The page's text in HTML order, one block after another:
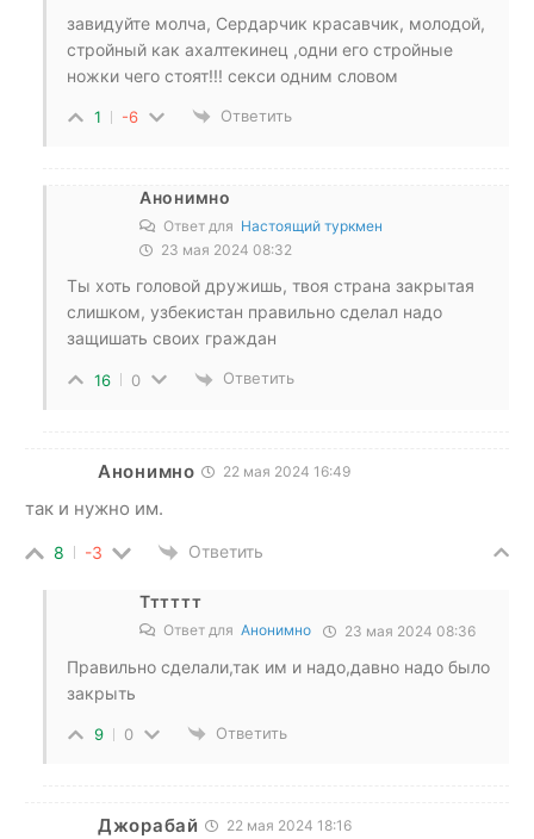
завидуйте молча, Сердарчик красавчик, молодой,
стройный как ахалтекинец ,одни его стройные
ножки чего стоят!!! секси одним словом
1 -6 Ответить
Анонимно
Ответ для Настоящий туркмен
23 мая 2024 08:32
Ты хоть головой дружишь, твоя страна закрытая
слишком, узбекистан правильно сделал надо
защишать своих граждан
16 0 Ответить
Анонимно 22 мая 2024 16:49
так и нужно им.
8 -3 Ответить
Тттттт
Ответ для Анонимно 23 мая 2024 08:36
Правильно сделали,так им и надо,давно надо было
закрыть
9 0 Ответить
Джорабай 22 мая 2024 18:16